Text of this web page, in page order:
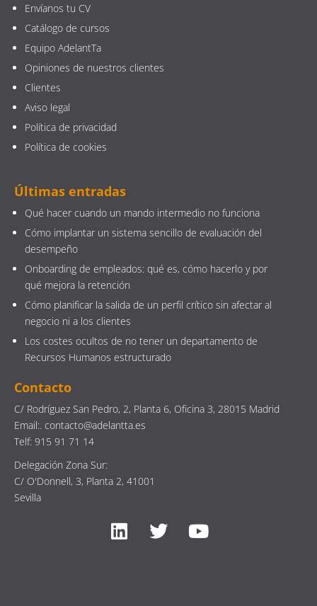
Envíanos tu CV
Catálogo de cursos
Equipo AdelantTa
Opiniones de nuestros clientes
Clientes
Aviso legal
Política de privacidad
Política de cookies
Últimas entradas
Qué hacer cuando un mando intermedio no funciona
Cómo implantar un sistema sencillo de evaluación del
desempeño
Onboarding de empleados: qué es, cómo hacerlo y por
qué mejora la retención
Cómo planificar la salida de un perfil crítico sin afectar al
negocio ni a los clientes
Los costes ocultos de no tener un departamento de
Recursos Humanos estructurado
Contacto
C/ Rodríguez San Pedro, 2, Planta 6, Oficina 3, 28015 Madrid
Email:. contacto@adelantta.es
Telf: 915 91 71 14
Delegación Zona Sur:
C/ O'Donnell, 3, Planta 2, 41001
Sevilla